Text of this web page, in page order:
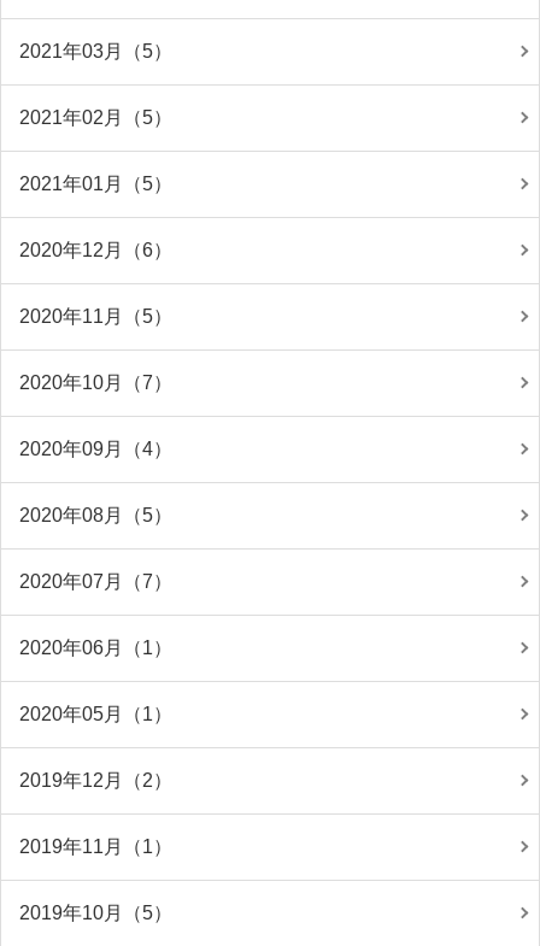
2021年03月（5）
2021年02月（5）
2021年01月（5）
2020年12月（6）
2020年11月（5）
2020年10月（7）
2020年09月（4）
2020年08月（5）
2020年07月（7）
2020年06月（1）
2020年05月（1）
2019年12月（2）
2019年11月（1）
2019年10月（5）